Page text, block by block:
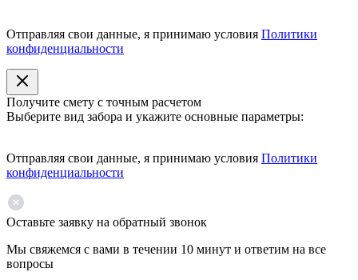
Отправляя свои данные, я принимаю условия Политики
конфиденциальности
Получите смету с точным расчетом
Выберите вид забора и укажите основные параметры:
Отправляя свои данные, я принимаю условия Политики
конфиденциальности
Оставьте заявку на обратный звонок
Мы свяжемся с вами в течении 10 минут и ответим на все
вопросы